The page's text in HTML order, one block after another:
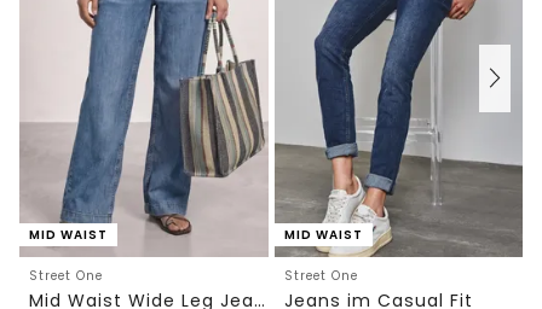
MID WAIST
Street One
Mid Waist Wide Leg Jeans im Loose Fit
MID WAIST
Street One
Jeans im Casual Fit